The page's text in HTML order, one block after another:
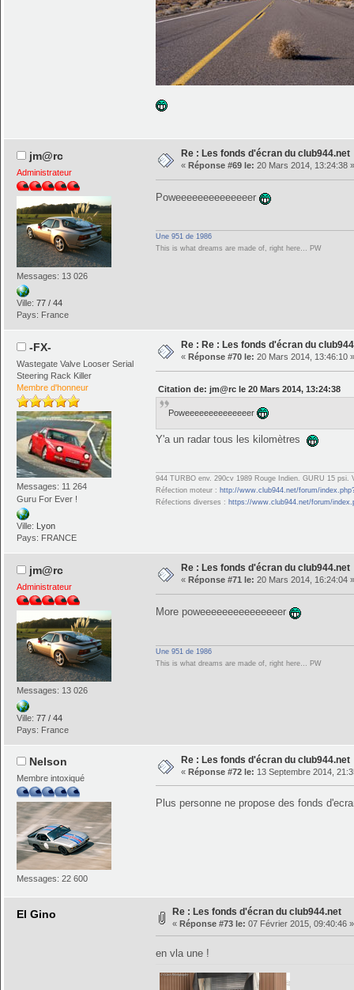
jm@rc
Administrateur
Messages: 13 026
Ville:77 / 44
Pays: France
Re : Les fonds d'écran du club944.net
« Réponse #69 le: 20 Mars 2014, 13:24:38 »
Poweeeeeeeeeeeeeer
Une 951 de 1986
This is what dreams are made of, right here… PW
-FX-
Wastegate Valve Looser Serial
Steering Rack Killer
Membre d'honneur
Messages: 11 264
Guru For Ever !
Ville: Lyon
Pays: FRANCE
Re : Re : Les fonds d'écran du
« Réponse #70 le: 20 Mars 2014, 13:46:10 »
Citation de: jm@rc le 20 Mars 2014, 13:24:38
Poweeeeeeeeeeeeeer
Y'a un radar tous les kilomètres
944 TURBO env. 290cv 1989 Rouge Indien. GURU 15 psi.
Réfection moteur : http://www.club944.net/forum/
Réfections diverses : https://www.club944.net/forum/
jm@rc
Administrateur
Messages: 13 026
Ville:77 / 44
Pays: France
Re : Les fonds d'écran du club944.net
« Réponse #71 le: 20 Mars 2014, 16:24:04 »
More poweeeeeeeeeeeeeeer
Une 951 de 1986
This is what dreams are made of, right here… PW
Nelson
Membre intoxiqué
Messages: 22 600
Re : Les fonds d'écran du club944.net
« Réponse #72 le: 13 Septembre 2014,
Plus personne ne propose des fonds
El Gino Re : Les fonds d'écran du club944.net
« Réponse #73 le: 07 Février 2015, 09:40:46 »
en vla une !